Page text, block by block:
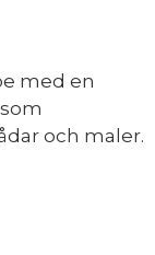
med en
och maler.